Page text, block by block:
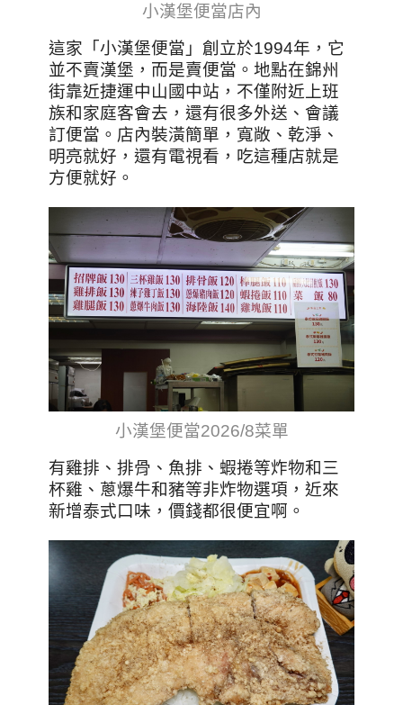
小漢堡便當店內
這家「小漢堡便當」創立於1994年，它
並不賣漢堡，而是賣便當。地點在錦州
街靠近捷運中山國中站，不僅附近上班
族和家庭客會去，還有很多外送、會議
訂便當。 店內裝潢簡單，寬敞、乾淨、
明亮就好，還有電視看，吃這種店就是
方便就好。
小漢堡便當2026/8菜單
有雞排、排骨、魚排、蝦捲等炸物和三
杯雞、蔥爆牛和豬等非炸物選項，近來
新增泰式口味，價錢都很便宜啊。